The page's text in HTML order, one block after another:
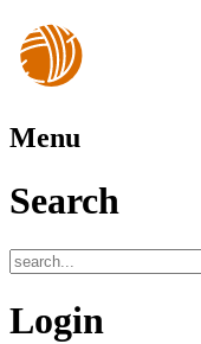
Menu
Search
Login